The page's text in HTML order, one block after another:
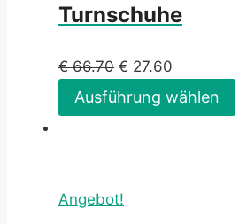
Turnschuhe
€66.70 € 27.60
Ausführung wählen
Angebot!